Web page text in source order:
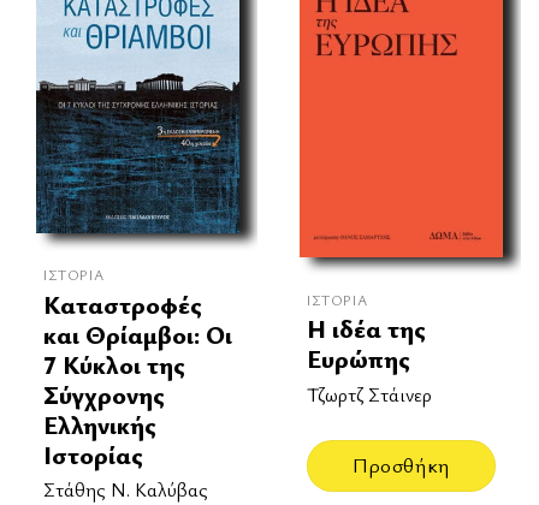
ΙΣΤΟΡΊΑ
Καταστροφές
και Θρίαμβοι: Οι
7 Κύκλοι της
Σύγχρονης
Ελληνικής
Ιστορίας
Στάθης Ν. Καλύβας
ΙΣΤΟΡΊΑ
Η ιδέα της
Ευρώπης
Τζωρτζ Στάινερ
Προσθήκη